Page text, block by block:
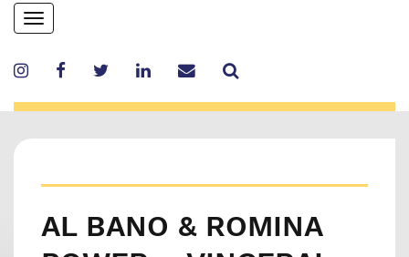
Skip
to
content
Toggle
navigation
AL BANO & ROMINA